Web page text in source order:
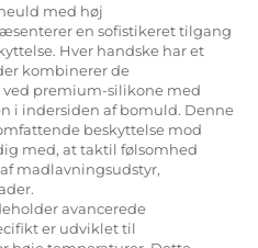
med høj
en sofistikeret tilgang
Hver handske har et
kombinerer de
premium-silikone med
i indersiden af bomuld. Denne
beskyttelse mod
med, at taktil følsomhed
madlavningsudstyr,
avancerede
er udviklet til